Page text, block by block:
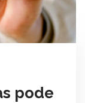
pode